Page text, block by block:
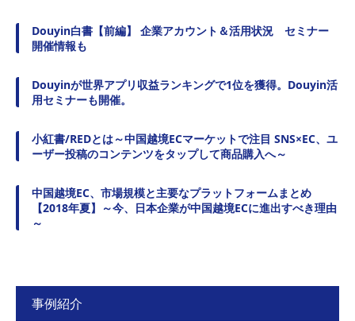
Douyin白書【前編】 企業アカウント＆活用状況 セミナー
開催情報も
Douyinが世界アプリ収益ランキングで1位を獲得。Douyin活
用セミナーも開催。
小紅書/REDとは～中国越境ECマーケットで注目 SNS×EC、ユ
ーザー投稿のコンテンツをタップして商品購入へ～
中国越境EC、市場規模と主要なプラットフォームまとめ
【2018年夏】～今、日本企業が中国越境ECに進出すべき理由
～
事例紹介